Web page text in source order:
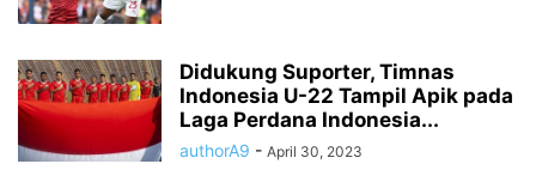
Didukung Suporter, Timnas
Indonesia U-22 Tampil Apik pada
Laga Perdana Indonesia...
authorA9 - April 30, 2023